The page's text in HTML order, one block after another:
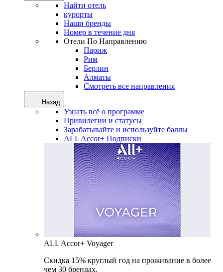
Найти отель
курорты
Наши бренды
Номер в течение дня
Отели По Направлению
Париж
Рим
Берлин
Алматы
Смотреть все направления
Назад
Узнать всё о программе
Привилегии и статусы
Зарабатывайте и используйте баллы
ALL Accor+ Подписки
ALL Accor+ Voyager
Скидка 15% круглый год на проживание в более
чем 30 брендах.